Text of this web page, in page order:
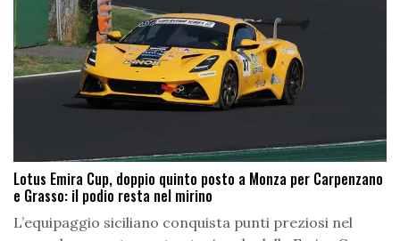
Lotus Emira Cup, doppio quinto posto a Monza per Carpenzano
e Grasso: il podio resta nel mirino
L’equipaggio siciliano conquista punti preziosi nel